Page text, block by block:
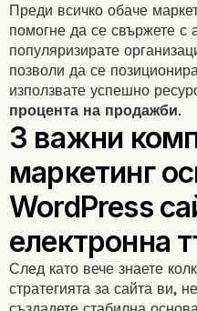
Преди всичко обаче
помогне да се свържете с
популяризирате
позволи да се
използвате успешно
процента на продажби.
След като вече знаете
стратегията за сайта ви,